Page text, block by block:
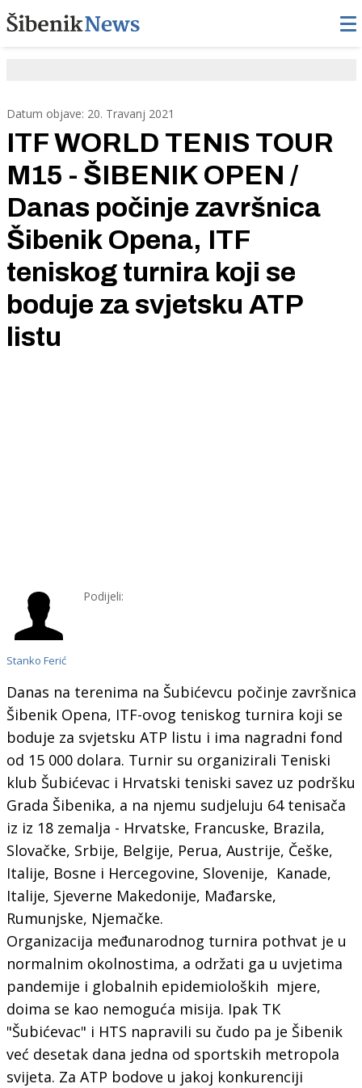
Datum objave: 20. Travanj 2021
ITF WORLD TENIS TOUR
M15 - ŠIBENIK OPEN /
Danas počinje završnica
Šibenik Opena, ITF
teniskog turnira koji se
boduje za svjetsku ATP
listu
Stanko Ferić
Podijeli:
Danas na terenima na Šubićevcu počinje završnica
Šibenik Opena, ITF-ovog teniskog turnira koji se
boduje za svjetsku ATP listu i ima nagradni fond
od 15 000 dolara. Turnir su organizirali Teniski
klub Šubićevac i Hrvatski teniski savez uz podršku
Grada Šibenika, a na njemu sudjeluju 64 tenisača
iz iz 18 zemalja - Hrvatske, Francuske, Brazila,
Slovačke, Srbije, Belgije, Perua, Austrije, Češke,
Italije, Bosne i Hercegovine, Slovenije, Kanade,
Italije, Sjeverne Makedonije, Mađarske,
Rumunjske, Njemačke.
Organizacija međunarodnog turnira pothvat je u
normalnim okolnostima, a održati ga u uvjetima
pandemije i globalnih epidemioloških mjere,
doima se kao nemoguća misija. Ipak TK
"Šubićevac" i HTS napravili su čudo pa je Šibenik
već desetak dana jedna od sportskih metropola
svijeta. Za ATP bodove u jakoj konkurenciji